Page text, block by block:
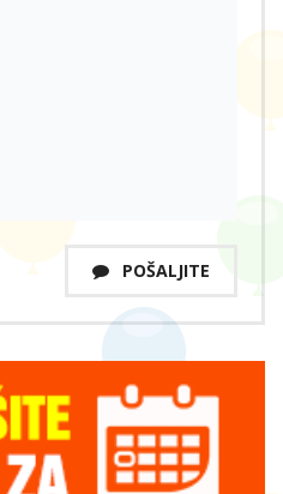
POŠALJITE